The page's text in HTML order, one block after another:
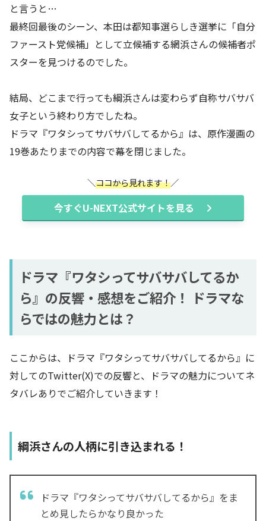
と言うと…
最終回最後のシーン、本田は都知事選らしき選挙に「自分
ファースト党候補」として立候補する網浜さんの候補者ポ
スターを見つけるのでした。
結局、どこまで行っても綱浜さんは変わらず自称サバサバ
女子という終わり方でしたね。
ドラマ『ワタシってサバサバしてるから』は、原作漫画の
19巻あたりまでの内容で幕を閉じました。
ココから見れます！
今すぐU-NEXT公式サイトを見る
ドラマ『ワタシってサバサバしてるか
ら』の反響・感想をご紹介！ ドラマな
らではの魅力とは？
ここからは、ドラマ『ワタシってサバサバしてるから』に
対してのTwitter(X)での反響と、ドラマの魅力についてネ
タバレありでご紹介していきます！
綱浜さんの人柄に引き込まれる！
ドラマ『ワタシってサバサバしてるから』をま
とめ見したらかなり良かった